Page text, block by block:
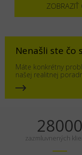
ZOBRAZIŤ
Nenašli ste čo
Máte konkrétny
našej realitnej
35000
zazmluvnených